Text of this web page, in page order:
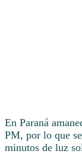
En Paraná
PM, por lo que
minutos de luz